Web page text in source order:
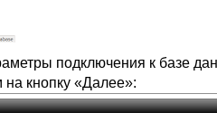
подключения к базе
кнопку «Далее»: